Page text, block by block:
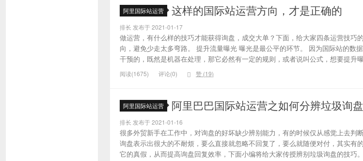
阿里国际站运营 这样的国际站运营方向，才是正确的
排长 发布于 2021-01-17
做运营，有什么样的技巧才能获得询盘，成交大单？下面，给大家四条运营技巧
向，避免少走太多弯路。 提升流量曝光 曝光是最公平的环节。 因为国际站的数
干预的，既然是机器在处理，那它必然有一定的规则，或者说叫公式，想要提升
阅读(1675) 评论(0) 赞 (19)
阿里国际站运营 阿里巴巴国际站运营之如何分辨垃圾询盘
排长 发布于 2021-01-16
很多外贸新手在工作中，对询盘的好坏缺少辨别能力，有的时候仅从感觉上去判
询盘表示出很大的不耐烦，要么直接就忽略不回复了，要么就随便对付，其实有
它的真假，从而提高询盘回复效率，下面小编将给大家传授辨别垃圾询盘的技巧